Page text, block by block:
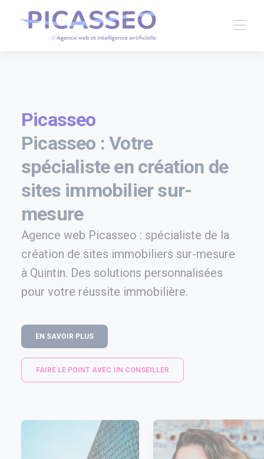
Picasseo
Picasseo : Votre
spécialiste en création de
sites immobilier sur-
mesure
Agence web Picasseo : spécialiste de la
création de sites immobiliers sur-mesure
à Quintin. Des solutions personnalisées
pour votre réussite immobilière.
EN SAVOIR PLUS
FAIRE LE POINT AVEC UN CONSEILLER